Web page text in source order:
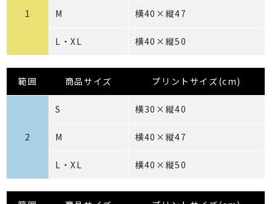
1 M 横40×縦47
L・XL 横40×縦50
範囲 商品サイズ プリントサイズ(cm)
2
S 横30×縦40
M 横40×縦47
L・XL 横40×縦50